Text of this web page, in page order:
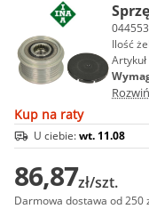
Ilość
Kup na raty
U ciebie:wt. 11.08
86,87zł/szt.
Darmowa dostawa od 250